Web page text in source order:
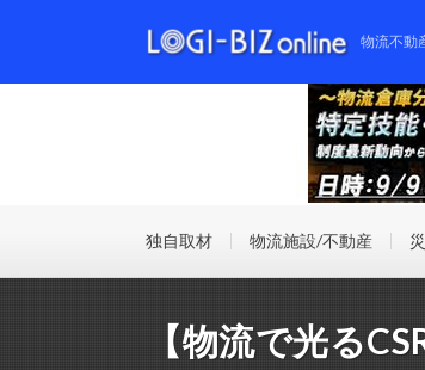
物流不動
独自取材 物流施設/不動産
【物流で光る